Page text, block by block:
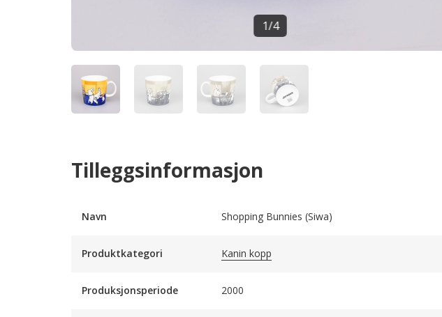
1/4
Tilleggsinformasjon
Navn Shopping Bunnies (Siwa)
Produktkategori Kanin kopp
Produksjonsperiode 2000